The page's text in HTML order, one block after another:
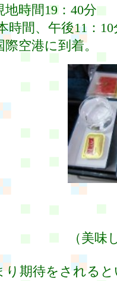
地時間19：40分
時間、午後11：
際空港に到着。
（美
り期待をされる